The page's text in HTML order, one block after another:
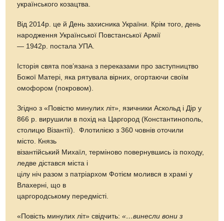
українського козацтва.
Від 2014р. це й День захисника України. Крім того, день
народження Української Повстанської Армії
— 1942р. постала УПА.
Історія свята пов’язана з переказами про заступництво
Божої Матері, яка рятувала вірних, огортаючи своїм
омофором (покровом).
Згідно з «Повістю минулих літ», язичники Аскольд і Дір у
866 р. вирушили в похід на Царгород (Константинополь,
столицю Візантії). Флотилією з 360 човнів оточили
місто. Князь
візантійський Михаїл, терміново повернувшись із походу,
ледве дістався міста і
цілу ніч разом з патріархом Фотієм молився в храмі у
Влахерні, що в
царгородському передмісті.
«Повість минулих літ» свідчить:«…винесли вони з